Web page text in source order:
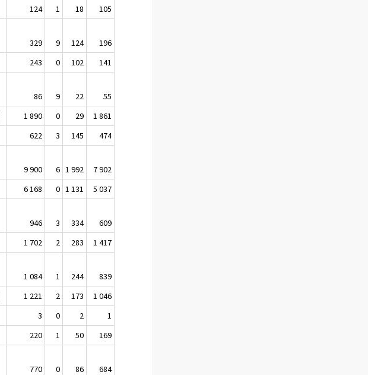
124 1 18
105
329 9 124
196
243 0 102
141
86 9 22
55
1 890 0 29
1 861
622 3 145
474
9 900 6 1 992
7 902
6 168 0 1 131
5 037
946 3 334
609
1 702 2 283
1 417
1 084 1 244
839
1 221 2 173
1 046
3 0 2
1
220 1 50
169
770 0 86
684